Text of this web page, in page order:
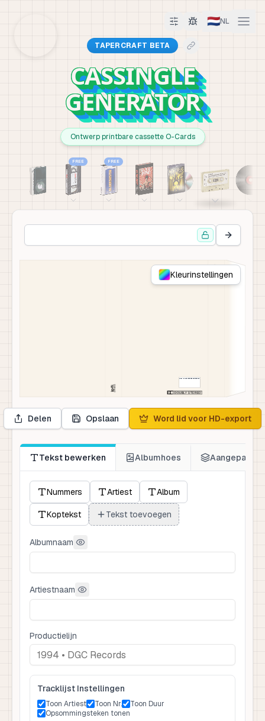
🇳🇱NL
TAPERCRAFT BETA
CASSINGLE
GENERATOR
Ontwerp printbare cassette O-Cards
FREE FREE
DOUBLY STEREO
ISBN978-0-000000-000000-0
Kleurinstellingen
Delen Opslaan Word lid voor HD-export
Tekst bewerken Albumhoes Aangepaste
Nummers Artiest Album
Koptekst Tekst toevoegen
Albumnaam
Artiestnaam
Productielijn
Tracklijst Instellingen
Toon Artiest Toon Nr.
Toon Duur
Opsommingsteken tonen